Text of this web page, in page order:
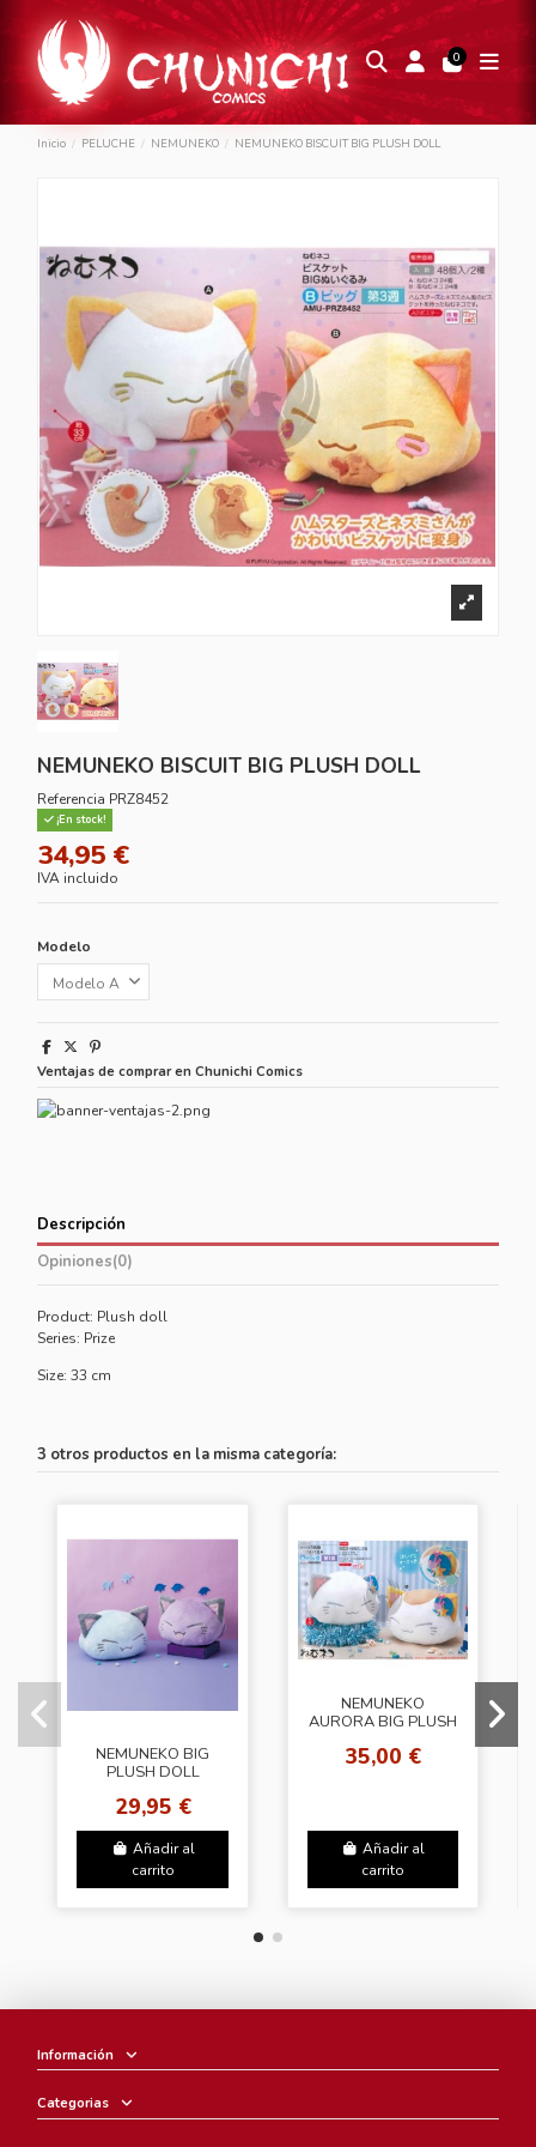
0
Inicio PELUCHE NEMUNEKO NEMUNEKO BISCUIT BIG PLUSH DOLL
NEMUNEKO BISCUIT BIG PLUSH DOLL
Referencia PRZ8452
¡En stock!
34,95 €
IVA incluido
Modelo
Ventajas de comprar en Chunichi Comics
Descripción
Opiniones(0)
Product: Plush doll
Series: Prize
Size: 33 cm
3 otros productos en la misma categoría:
NEMUNEKO BIG
PLUSH DOLL
29,95 €
Añadir al
carrito
NEMUNEKO
AURORA BIG PLUSH
35,00 €
Añadir al
carrito
Información
Categorias